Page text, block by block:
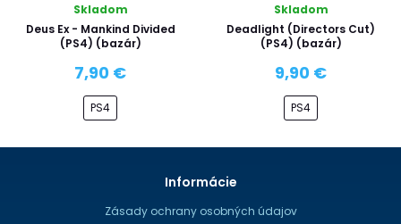
Skladom
Deus Ex - Mankind Divided
(PS4) (bazár)
7,90 €
PS4
Skladom
Deadlight (Directors Cut)
(PS4) (bazár)
9,90 €
PS4
Informácie
Zásady ochrany osobných údajov